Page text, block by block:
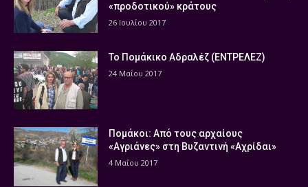
«προδοτικού» κράτους
26 Ιουλίου 2017
Το Πομάκικο Αδραλέζ (ΕΝΤΡΕΛΕΖ)
24 Μαΐου 2017
Πομάκοι: Από τους αρχαίους
«Αγριάνες» στη Βυζαντινή «Αχρίδαι»
4 Μαΐου 2017